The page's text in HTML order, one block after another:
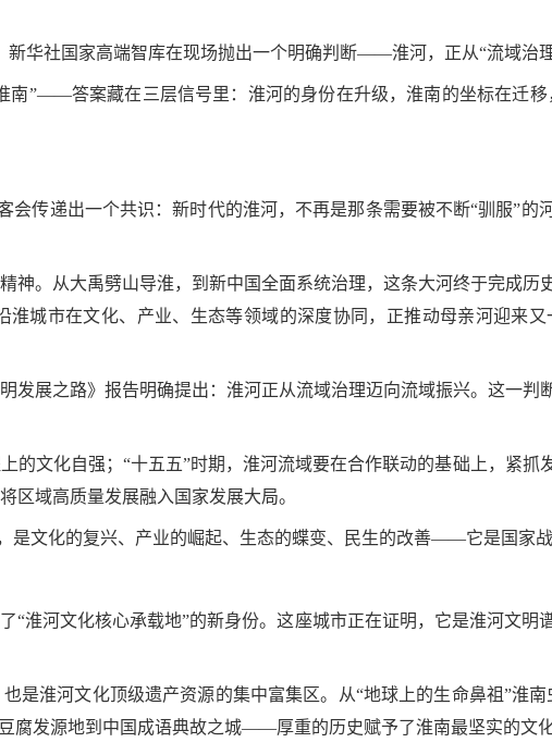
华社国家高端智库在现场抛出一个明确判断——淮河，正从“流域治理
南”——答案藏在三层信号里：淮河的身份在升级，淮南的坐标在迁移
会传递出一个共识：新时代的淮河，不再是那条需要被不断“驯服”的
神。从大禹劈山导淮，到新中国全面系统治理，这条大河终于完成
城市在文化、产业、生态等领域的深度协同，正推动母亲河迎来又
展之路》报告明确提出：淮河正从流域治理迈向流域振兴。这一判
的文化自强；“十五五”时期，淮河流域要在合作联动的基础上，紧抓
区域高质量发展融入国家发展大局。
是文化的复兴、产业的崛起、生态的蝶变、民生的改善——它是国家
“淮河文化核心承载地”的新身份。这座城市正在证明，它是淮河文明
是淮河文化顶级遗产资源的集中富集区。从“地球上的生命鼻祖”淮
腐发源地到中国成语典故之城——厚重的历史赋予了淮南最坚实的文化